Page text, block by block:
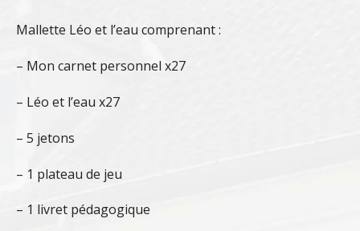
Mallette Léo et l’eau comprenant :
– Mon carnet personnel x27
– Léo et l’eau x27
– 5 jetons
– 1 plateau de jeu
– 1 livret pédagogique